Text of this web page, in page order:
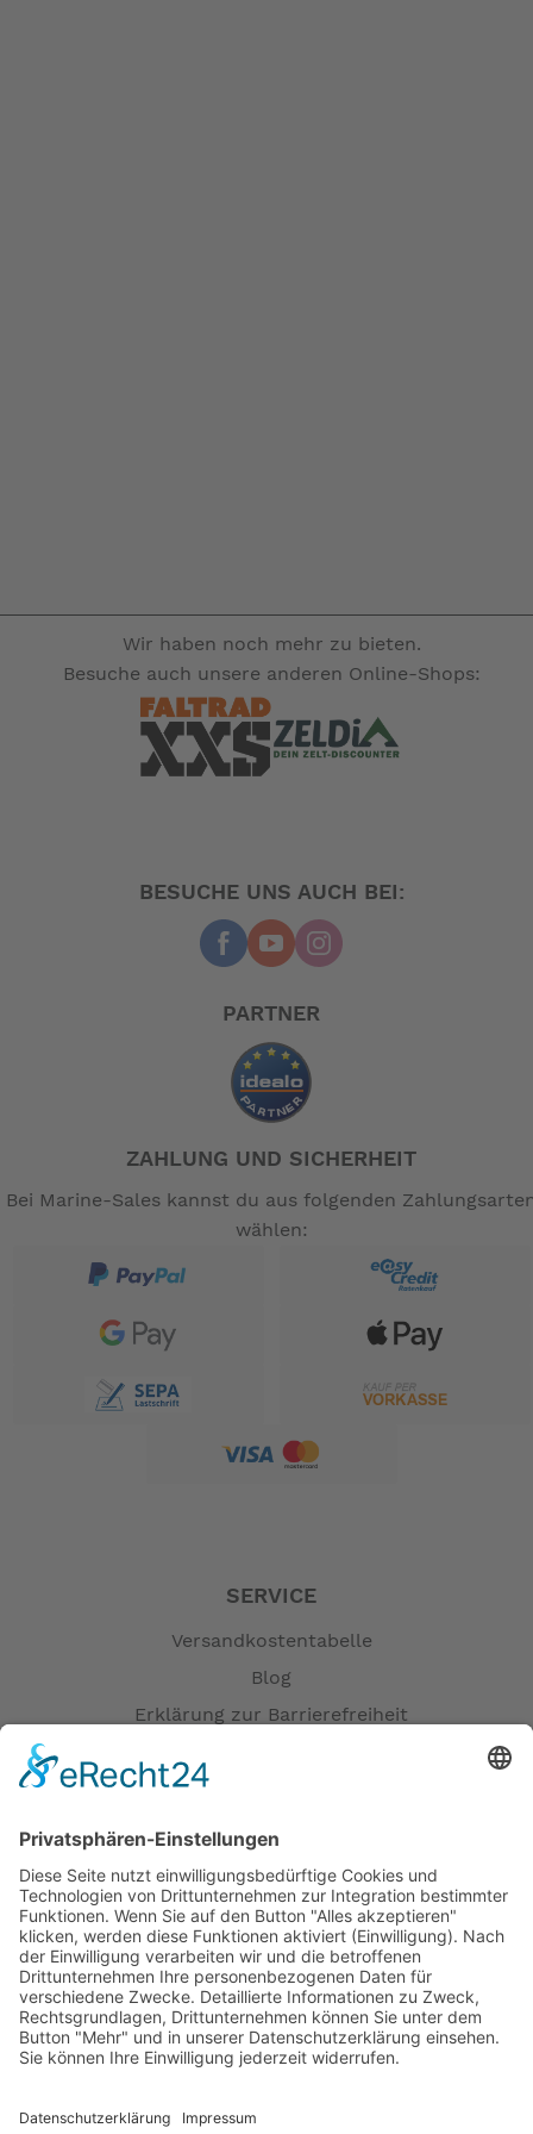
Wir haben noch mehr zu bieten.
Besuche auch unsere anderen Online-Shops:
BESUCHE UNS AUCH BEI:
PARTNER
ZAHLUNG UND SICHERHEIT
Bei Marine-Sales kannst du aus folgenden
wählen:
SERVICE
Versandkostentabelle
Blog
Erklärung zur Barrierefreiheit
Verfügbarkeiten
Zahlung und Versand
Datenschutz
Fernabsatz
Widerrufsrecht MS
Widerrufsrecht bei Dienstleistungen